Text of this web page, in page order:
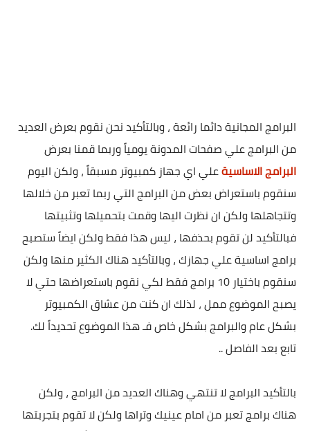
البرامج المجانية دائما رائعة ، وبالتأكيد نحن نقوم بعرض العديد
من البرامج علي صفحات المدونة يومياً وربما قمنا بعرض
البرامج الاساسيةعلي اي جهاز كمبيوتر مسبقاً ، ولكن اليوم
سنقوم باستعراض بعض من البرامج التي ربما تعبر من خلالها
وتتجاهلها ولكن ان نظرت اليها وقمت بتحميلها وتثبيتها
فبالتأكيد لن تقوم بحذفها ، ليس هذا فقط ولكن ايضاً ستصبح
برامج اساسية علي جهازك ، وبالتأكيد هناك الكثير منها ولكن
سنقوم باختيار 10 برامج فقط لكي نقوم باستعراضها حتي لا
يصبح الموضوع ممل ، لذلك ان كنت من عشاق الكمبيوتر
بشكل عام والبرامج بشكل خاص فـ هذا الموضوع تحديداً لك.
تابع بعد الفاصل ..
بالتأكيد البرامج لا تنتهي وهناك العديد من البرامج ، ولكن
هناك برامج تعبر من امام عينيك وتراها ولكن لا تقوم بتجربتها